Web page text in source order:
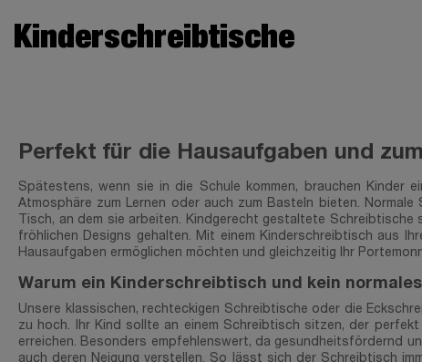
Kinderschreibtische
Perfekt für die Hausaufgaben und
Spätestens, wenn sie in die Schule kommen, brauchen Kinder
Atmosphäre zum Lernen oder auch zum Basteln bieten.
Tisch, an dem sie arbeiten. Kindgerecht gestaltete
fröhlichen Designs gehalten. Mit einem Kinderschreibtisch aus
Hausaufgaben ermöglichen möchten und gleichzeitig Ihr
Warum ein Kinderschreibtisch und kein
Unsere klassischen, rechteckigen Schreibtische oder die
zu hoch. Ihr Kind sollte an einem Schreibtisch sitzen, der
erreichen. Besonders empfehlenswert, da gesundheitsfördernd
auch deren Neigung verstellen. So lässt sich der Schreibtisch